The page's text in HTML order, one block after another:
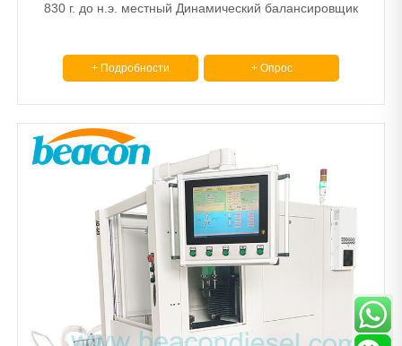
830 г. до н.э. местный Динамический балансировщик
+ Подробности + Опрос